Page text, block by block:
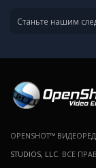
Станьте нашим
OPENSHOT™
STUDIOS, LLC . ВСЕ